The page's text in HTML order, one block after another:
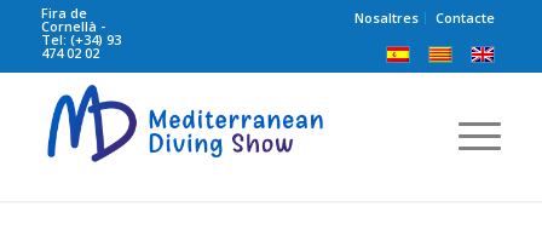
Nosaltres Contacte
Fira de
Cornellà -
Tel: (+34) 93
474 02 02